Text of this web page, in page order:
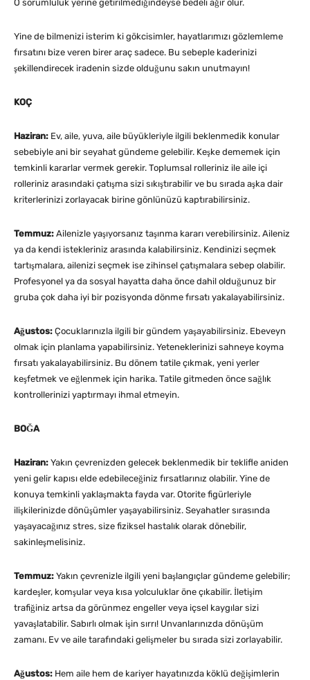
O sorumluluk yerine getirilmediğindeyse bedeli ağır olur.
Yine de bilmenizi isterim ki gökcisimler, hayatlarımızı gözlemleme
fırsatını bize veren birer araç sadece. Bu sebeple kaderinizi
şekillendirecek iradenin sizde olduğunu sakın unutmayın!
KOÇ
Haziran: Ev, aile, yuva, aile büyükleriyle ilgili beklenmedik konular
sebebiyle ani bir seyahat gündeme gelebilir. Keşke dememek için
temkinli kararlar vermek gerekir. Toplumsal rolleriniz ile aile içi
rolleriniz arasındaki çatışma sizi sıkıştırabilir ve bu sırada aşka dair
kriterlerinizi zorlayacak birine gönlünüzü kaptırabilirsiniz.
Temmuz: Ailenizle yaşıyorsanız taşınma kararı verebilirsiniz. Aileniz
ya da kendi istekleriniz arasında kalabilirsiniz. Kendinizi seçmek
tartışmalara, ailenizi seçmek ise zihinsel çatışmalara sebep olabilir.
Profesyonel ya da sosyal hayatta daha önce dahil olduğunuz bir
gruba çok daha iyi bir pozisyonda dönme fırsatı yakalayabilirsiniz.
Ağustos: Çocuklarınızla ilgili bir gündem yaşayabilirsiniz. Ebeveyn
olmak için planlama yapabilirsiniz. Yeteneklerinizi sahneye koyma
fırsatı yakalayabilirsiniz. Bu dönem tatile çıkmak, yeni yerler
keşfetmek ve eğlenmek için harika. Tatile gitmeden önce sağlık
kontrollerinizi yaptırmayı ihmal etmeyin.
BOĞA
Haziran: Yakın çevrenizden gelecek beklenmedik bir teklifle aniden
yeni gelir kapısı elde edebileceğiniz fırsatlarınız olabilir. Yine de
konuya temkinli yaklaşmakta fayda var. Otorite figürleriyle
ilişkilerinizde dönüşümler yaşayabilirsiniz. Seyahatler sırasında
yaşayacağınız stres, size fiziksel hastalık olarak dönebilir,
sakinleşmelisiniz.
Temmuz: Yakın çevrenizle ilgili yeni başlangıçlar gündeme gelebilir;
kardeşler, komşular veya kısa yolculuklar öne çıkabilir. İletişim
trafiğiniz artsa da görünmez engeller veya içsel kaygılar sizi
yavaşlatabilir. Sabırlı olmak işin sırrı! Unvanlarınızda dönüşüm
zamanı. Ev ve aile tarafındaki gelişmeler bu sırada sizi zorlayabilir.
Ağustos: Hem aile hem de kariyer hayatınızda köklü değişimlerin